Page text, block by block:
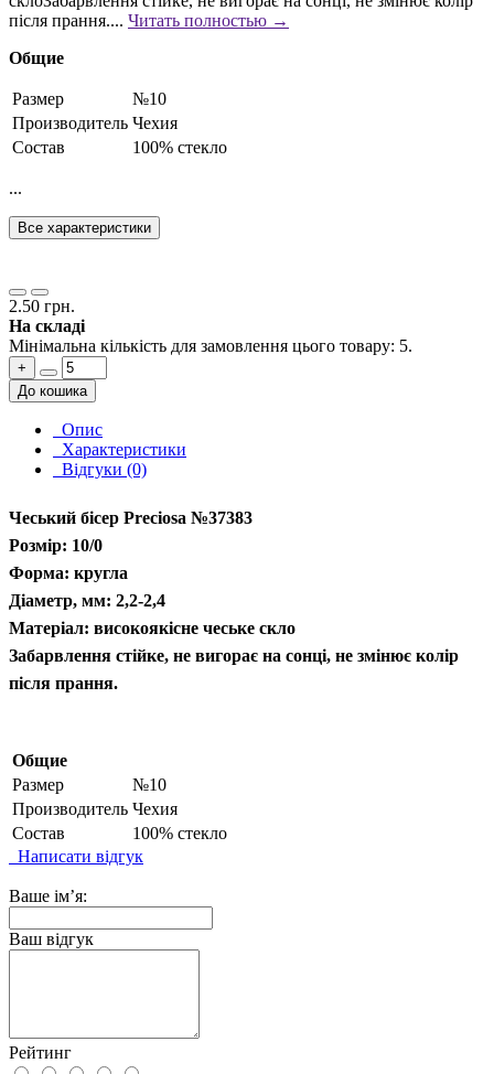
після прання.... Читать полностью →
Общие
Размер
№10
Производитель Чехия
Состав
100% стекло
...
Все характеристики
2.50 грн.
На складі
Мінімальна кількість для замовлення цього товару: 5.
+
До кошика
Опис
Характеристики
Відгуки (0)
Чеський бісер Preciosa №37383
Розмір: 10/0
Форма: кругла
Діаметр, мм: 2,2-2,4
Матеріал: високоякісне чеське скло
Забарвлення стійке, не вигорає на сонці, не змінює колір
після прання.
Общие
Размер
№10
Производитель Чехия
Состав
100% стекло
Написати відгук
Ваше ім’я:
Ваш відгук
Рейтинг